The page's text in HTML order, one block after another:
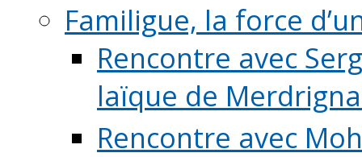
Familigue, la force
Rencontre avec
laïque de
Rencontre avec